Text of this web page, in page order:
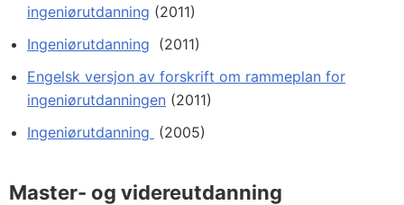
ingeniørutdanning (2011)
Ingeniørutdanning (2011)
Engelsk versjon av forskrift om rammeplan for
ingeniørutdanningen (2011)
Ingeniørutdanning (2005)
Master- og videreutdanning